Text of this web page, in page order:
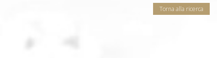
Torna alla ricerca